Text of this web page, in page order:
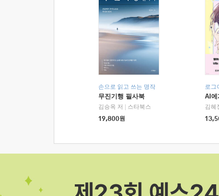
손으로 읽고 쓰는 명작
무진기행 필사북
김승옥 저
스타북스
19,800원
로그
AI에
김혜